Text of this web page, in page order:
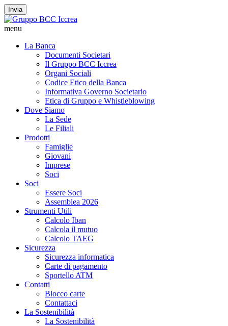
Invia
menu
La Banca
Documenti Societari
Il Gruppo BCC Iccrea
Organi Sociali
Codice Etico della Banca
Informativa Governo Societario
Etica di Gruppo e Whistleblowing
Dove Siamo
La Sede
Le Filiali
Prodotti
Famiglie
Giovani
Imprese
Soci
Soci
Essere Soci
Assemblea 2026
Strumenti Utili
Calcolo Iban
Calcola il mutuo
Calcolo TAEG
Sicurezza
Sicurezza informatica
Carte di pagamento
Sportello ATM
Contatti
Blocco carte
Contattaci
La Sostenibilità
La Sostenibilità